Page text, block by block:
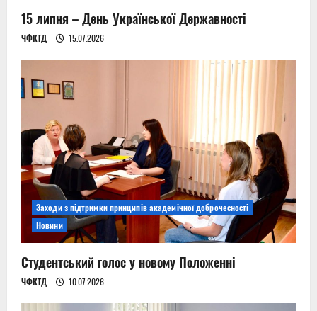
15 липня – День Української Державності
ЧФКТД 15.07.2026
Заходи з підтримки принципів академічної доброчесності
Новини
Студентський голос у новому Положенні
ЧФКТД 10.07.2026